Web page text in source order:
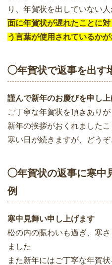
り、年賀状を出していない
面に年賀状が遅れたことに
う言葉が使用されているかが
◯年賀状で返事を出す
謹んで新年のお慶びを申し
ご丁寧な年賀状を頂きあり
新年の挨拶がおくれました
寒い日が続きますが、どう
◯年賀状の返事に寒中
例
寒中見舞い申し上げます
松の内の賑わいも過ぎ、寒
ました
また新年にはご丁寧な年賀